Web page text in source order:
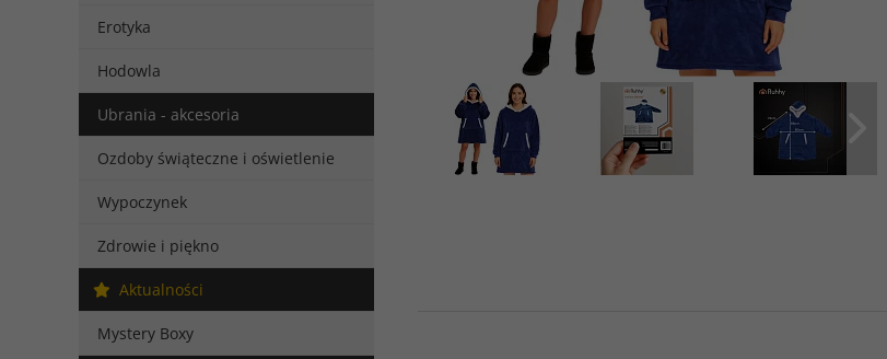
Erotyka
Hodowla
Ubrania - akcesoria
Ozdoby świąteczne i oświetlenie
Wypoczynek
Zdrowie i piękno
Aktualności
Mystery Boxy